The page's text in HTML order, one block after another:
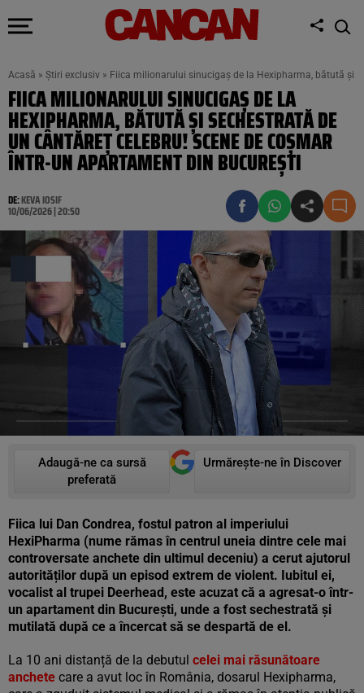
Acasă » Știri exclusiv » Fiica milionarului sinucigaș de la Hexipharma, bătută și
FIICA MILIONARULUI SINUCIGAȘ DE LA
HEXIPHARMA, BĂTUTĂ ȘI SECHESTRATĂ DE
UN CÂNTĂREȚ CELEBRU! SCENE DE COȘMAR
ÎNTR-UN APARTAMENT DIN BUCUREȘTI
DE:KEVA IOSIF
10/06/2026 | 20:50
Adaugă-ne ca sursă
preferată
Urmărește-ne în Discover
Fiica lui Dan Condrea, fostul patron al imperiului
HexiPharma (nume rămas în centrul uneia dintre cele mai
controversate anchete din ultimul deceniu) a cerut ajutorul
autorităților după un episod extrem de violent. Iubitul ei,
vocalist al trupei Deerhead, este acuzat că a agresat-o într-
un apartament din București, unde a fost sechestrată și
mutilată după ce a încercat să se despartă de el.
La 10 ani distanță de la debutul celei mai răsunătoare
anchete care a avut loc în România, dosarul Hexipharma,